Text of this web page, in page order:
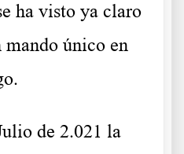
ha visto ya claro
mando único en
de 2.021 la